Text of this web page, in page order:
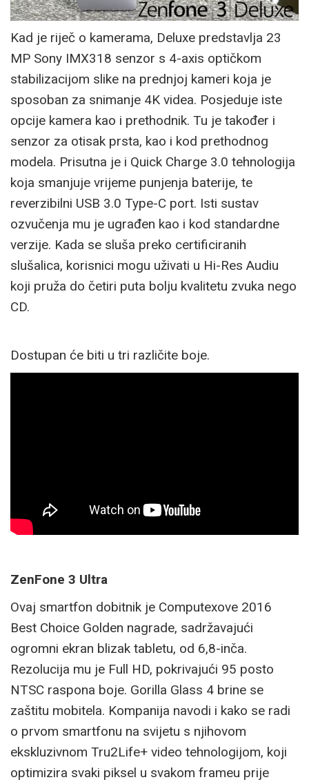
Kad je riječ o kamerama, Deluxe predstavlja 23
MP Sony IMX318 senzor s 4-axis optičkom
stabilizacijom slike na prednjoj kameri koja je
sposoban za snimanje 4K videa. Posjeduje iste
opcije kamera kao i prethodnik. Tu je također i
senzor za otisak prsta, kao i kod prethodnog
modela. Prisutna je i Quick Charge 3.0 tehnologija
koja smanjuje vrijeme punjenja baterije, te
reverzibilni USB 3.0 Type-C port. Isti sustav
ozvučenja mu je ugrađen kao i kod standardne
verzije. Kada se sluša preko certificiranih
slušalica, korisnici mogu uživati u Hi-Res Audiu
koji pruža do četiri puta bolju kvalitetu zvuka nego
CD.
Dostupan će biti u tri različite boje.
ZenFone 3 Ultra
Ovaj smartfon dobitnik je Computexove 2016
Best Choice Golden nagrade, sadržavajući
ogromni ekran blizak tabletu, od 6,8-inča.
Rezolucija mu je Full HD, pokrivajući 95 posto
NTSC raspona boje. Gorilla Glass 4 brine se
zaštitu mobitela. Kompanija navodi i kako se radi
o prvom smartfonu na svijetu s njihovom
ekskluzivnom Tru2Life+ video tehnologijom, koji
optimizira svaki piksel u svakom frameu prije